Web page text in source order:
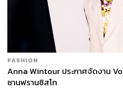
ABOUT
วรรษชล คัวดรี้
Lifestyle Editor
FASHION
Anna Wintour ประกาศจัดงาน
ซานฟรานซิสโก